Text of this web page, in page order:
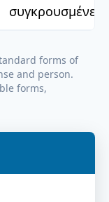
συγκρουσμένες
forms of
and person.
forms,